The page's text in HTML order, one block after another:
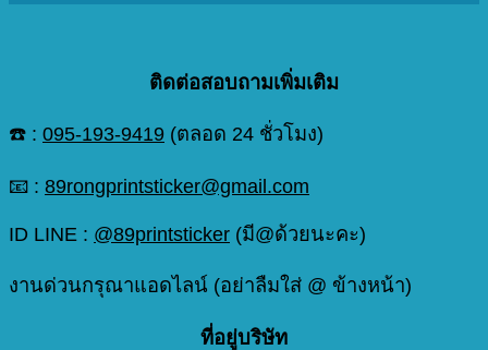
ติดต่อสอบถามเพิ่มเติม
☎️ : 095-193-9419 (ตลอด 24 ชั่วโมง)
📧 : 89rongprintsticker@gmail.com
ID LINE : @89printsticker (มี@ด้วยนะคะ)
งานด่วนกรุณาแอดไลน์ (อย่าลืมใส่ @ ข้างหน้า)
ที่อยู่บริษัท